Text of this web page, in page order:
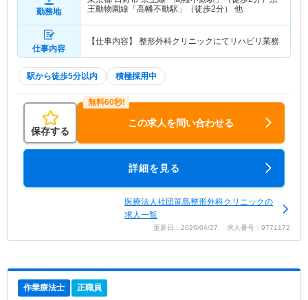
勤務地
王動物園線「高幡不動駅」（徒歩2分） 他
仕事内容
【仕事内容】 整形外科クリニックにてリハビリ業務
駅から徒歩5分以内 積極採用中
保存する
この求人を問い合わせる
詳細を見る
医療法人社団笹島整形外科クリニックの
求人一覧
更新日：2026/04/27 求人番号：9771172
作業療法士 正職員